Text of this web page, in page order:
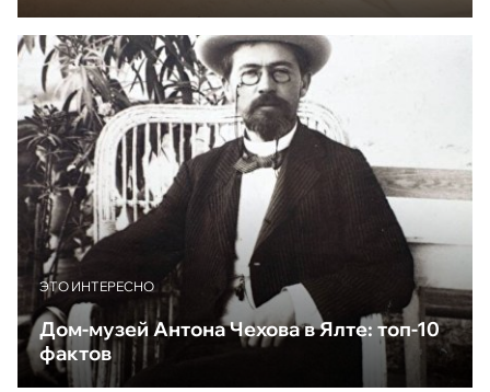
ЭТО ИНТЕРЕСНО
Дом-музей Антона Чехова в Ялте: топ-10
фактов